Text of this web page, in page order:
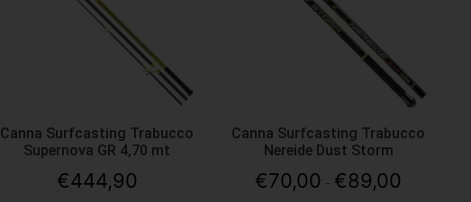
Canna Surfcasting Trabucco
Supernova GR 4,70 mt
€444,90
Canna Surfcasting Trabucco
Nereide Dust Storm
€70,00 - €89,00